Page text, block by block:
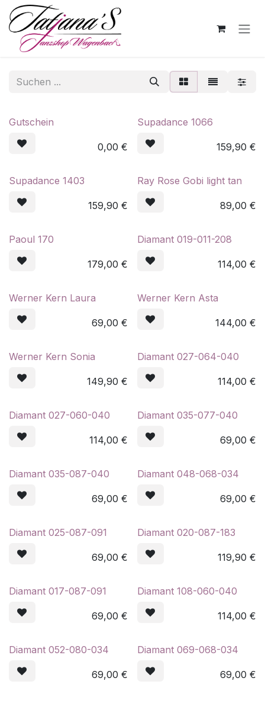
Zum Inhalt springen
Gutschein
0,00 €
Supadance 1066
159,90 €
Supadance 1403
159,90 €
Ray Rose Gobi light tan
89,00 €
Paoul 170
179,00 €
Diamant 019-011-208
114,00 €
Werner Kern Laura
69,00 €
Werner Kern Asta
144,00 €
Werner Kern Sonia
149,90 €
Diamant 027-064-040
114,00 €
Diamant 027-060-040
114,00 €
Diamant 035-077-040
69,00 €
Diamant 035-087-040
69,00 €
Diamant 048-068-034
69,00 €
Diamant 025-087-091
69,00 €
Diamant 020-087-183
119,90 €
Diamant 017-087-091
69,00 €
Diamant 108-060-040
114,00 €
Diamant 052-080-034
69,00 €
Diamant 069-068-034
69,00 €